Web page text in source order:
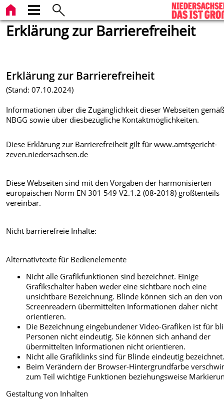
Erklärung zur Barrierefreiheit
Erklärung zur Barrierefreiheit
(Stand: 07.10.2024)
Informationen über die Zugänglichkeit dieser Webseiten
NBGG sowie über diesbezügliche Kontaktmöglichkeiten.
Diese Erklärung zur Barrierefreiheit gilt für www.amtsgericht-
zeven.niedersachsen.de
Diese Webseiten sind mit den Vorgaben der harmonisierten
europäischen Norm EN 301 549 V2.1.2 (08-2018) größtenteils
vereinbar.
Nicht barrierefreie Inhalte:
Alternativtexte für Bedienelemente
Nicht alle Grafikfunktionen sind bezeichnet. Einige
Grafikschalter haben weder eine sichtbare noch eine
unsichtbare Bezeichnung. Blinde können sich an den von
Screenreadern übermittelten Informationen daher nicht
orientieren.
Die Bezeichnung eingebundener Video-Grafiken ist für
Personen nicht eindeutig. Sie können sich anhand der
übermittelten Informationen nicht orientieren.
Nicht alle Grafiklinks sind für Blinde eindeutig
Beim Verändern der Browser-Hintergrundfarbe
zum Teil wichtige Funktionen beziehungsweise
Gestaltung von Inhalten